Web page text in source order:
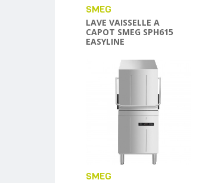
SMEG
LAVE VAISSELLE A
CAPOT SMEG SPH615
EASYLINE
SMEG